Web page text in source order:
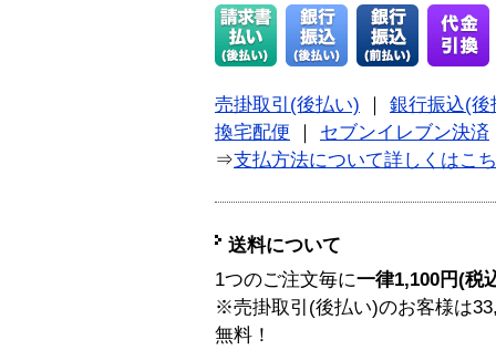
売掛取引(後払い)
銀行振込(後
換宅配便
セブンイレブン決済
⇒支払方法について詳しくはこ
送料について
1つのご注文毎に一律1,100円(税
※売掛取引(後払い)のお客様は
無料！